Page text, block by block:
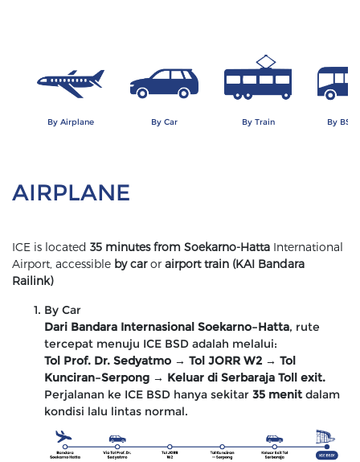
By Airplane By Car By Train By BSD
AIRPLANE
ICE is located 35 minutes from Soekarno-Hatta International
Airport, accessible by caror airport train (KAI Bandara
Railink)
By Car
Dari Bandara Internasional Soekarno–Hatta, rute
tercepat menuju ICE BSD adalah melalui:
Tol Prof. Dr. Sedyatmo → Tol JORR W2 → Tol
Kunciran–Serpong → Keluar di Serbaraja Toll exit.
Perjalanan ke ICE BSD hanya sekitar 35 menit dalam
kondisi lalu lintas normal.